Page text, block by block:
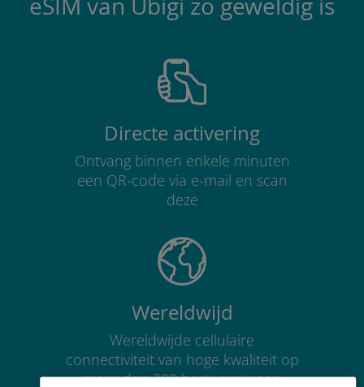
eSIM van Ubigi zo geweldig is
Directe activering
Ontvang binnen enkele minuten
een QR-code via e-mail en scan
deze
Wereldwijd
Wereldwijde cellulaire
connectiviteit van hoge kwaliteit op
meer dan 200 bestemmingen